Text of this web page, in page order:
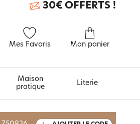
Mes Favoris Mon panier
30€ OFFERTS !
À découvrir aussi
Maison
pratique
Literie